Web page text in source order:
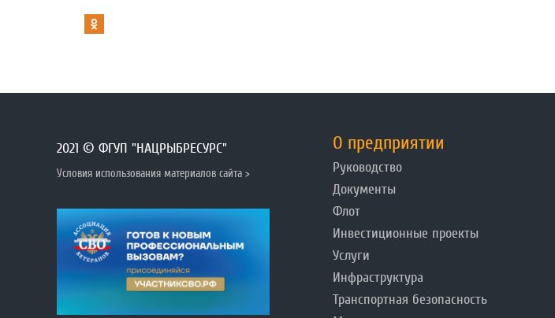
2021 © ФГУП "НАЦРЫБРЕСУРС"
Условия использования материалов сайта >
О предприятии
Руководство
Документы
Флот
Инвестиционные проекты
Услуги
Инфраструктура
Транспортная безопасность